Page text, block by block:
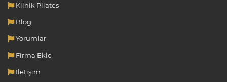
Klinik Pilates
Blog
Yorumlar
Firma Ekle
İletişim